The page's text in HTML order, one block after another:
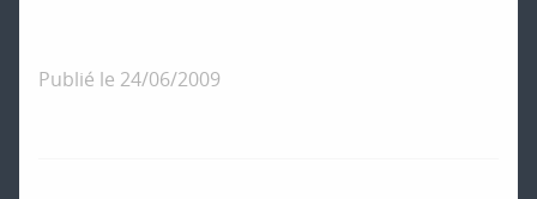
Publié le 24/06/2009